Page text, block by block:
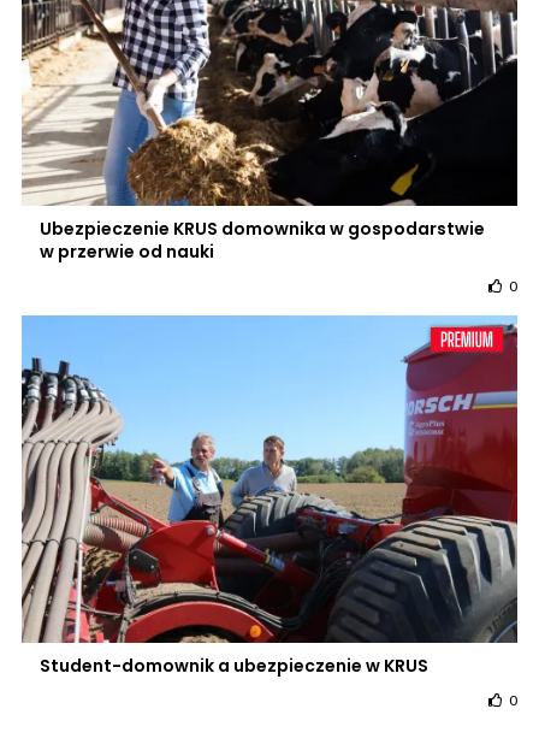
Ubezpieczenie KRUS domownika w gospodarstwie
w przerwie od nauki
0
Student-domownik a ubezpieczenie w KRUS
0